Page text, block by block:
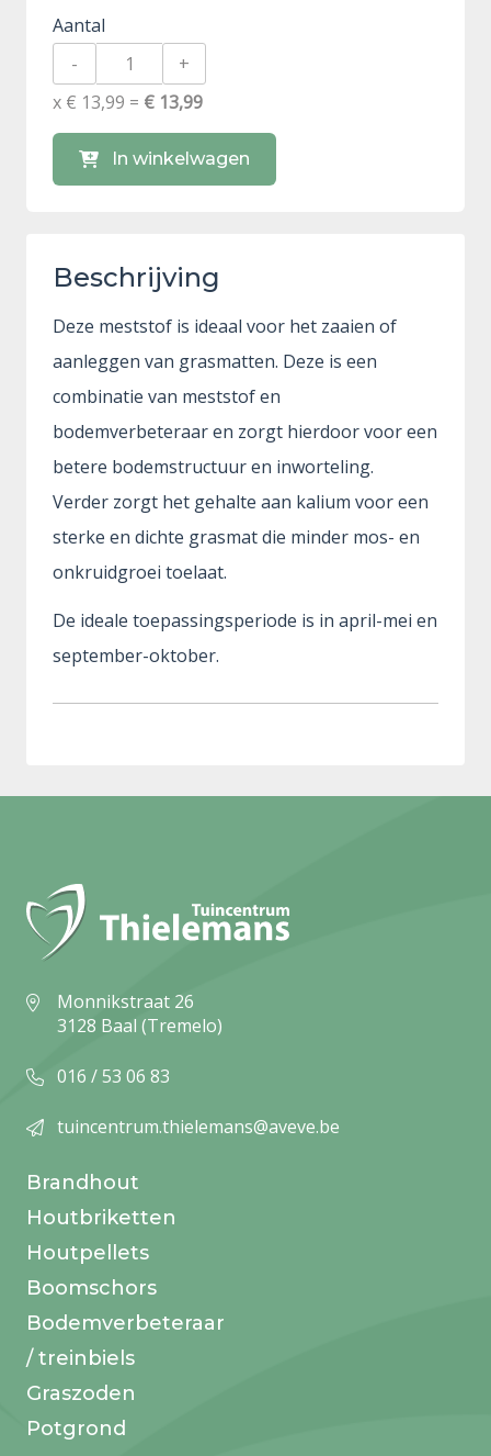
Aantal
-
+
x € 13,99 = € 13,99
In winkelwagen
Beschrijving
Deze meststof is ideaal voor het zaaien of
aanleggen van grasmatten. Deze is een
combinatie van meststof en
bodemverbeteraar en zorgt hierdoor voor een
betere bodemstructuur en inworteling.
Verder zorgt het gehalte aan kalium voor een
sterke en dichte grasmat die minder mos- en
onkruidgroei toelaat.
De ideale toepassingsperiode is in april-mei en
september-oktober.
Monnikstraat 26
3128 Baal (Tremelo)
016 / 53 06 83
tuincentrum.thielemans@aveve.be
Brandhout
Houtbriketten
Houtpellets
Boomschors
Bodemverbeteraar
/ treinbiels
Graszoden
Potgrond